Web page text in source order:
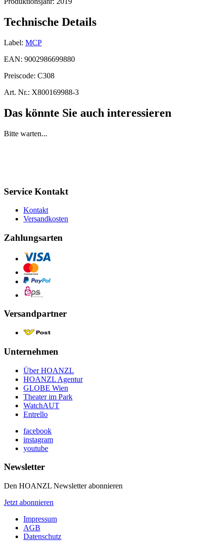
Technische Details
Label: MCP
EAN: 9002986699880
Preiscode: C308
Art. Nr.: X800169988-3
Das könnte Sie auch interessieren
Bitte warten...
Service Kontakt
Kontakt
Versandkosten
Zahlungsarten
Versandpartner
Unternehmen
Über HOANZL
HOANZL Agentur
GLOBE Wien
Theater im Park
WatchAUT
Entrello
facebook
instagram
youtube
Newsletter
Den HOANZL Newsletter abonnieren
Jetzt abonnieren
Impressum
AGB
Datenschutz